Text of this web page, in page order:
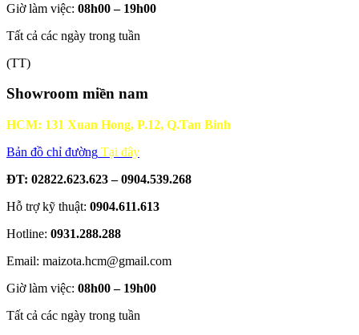
Giờ làm việc: 08h00 – 19h00
Tất cả các ngày trong tuần
(TT)
Showroom miền nam
HCM: 131 Xuan Hong, P.12, Q.Tan Binh
Bản đồ chỉ đường Tại đây
ĐT: 02822.623.623 – 0904.539.268
Hỗ trợ kỹ thuật: 0904.611.613
Hotline: 0931.288.288
Email: maizota.hcm@gmail.com
Giờ làm việc: 08h00 – 19h00
Tất cả các ngày trong tuần